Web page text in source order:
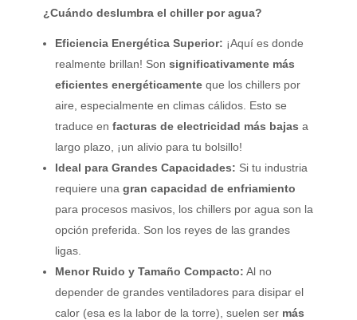
¿Cuándo deslumbra el chiller por agua?
Eficiencia Energética Superior: ¡Aquí es donde
realmente brillan! Sonsignificativamente más
eficientes energéticamente que los chillers por
aire, especialmente en climas cálidos. Esto se
traduce enfacturas de electricidad más bajas a
largo plazo, ¡un alivio para tu bolsillo!
Ideal para Grandes Capacidades: Si tu industria
requiere unagran capacidad de enfriamiento
para procesos masivos, los chillers por agua son la
opción preferida. Son los reyes de las grandes
ligas.
Menor Ruido y Tamaño Compacto: Al no
depender de grandes ventiladores para disipar el
calor (esa es la labor de la torre), suelen ser más